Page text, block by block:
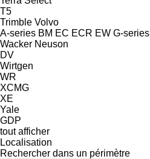
T5
Trimble Volvo
A-series BM EC ECR EW G-series
Wacker Neuson
DV
Wirtgen
WR
XCMG
XE
Yale
GDP
tout afficher
Localisation
Rechercher dans un périmètre